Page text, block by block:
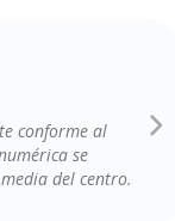
conforme al
se
del centro.